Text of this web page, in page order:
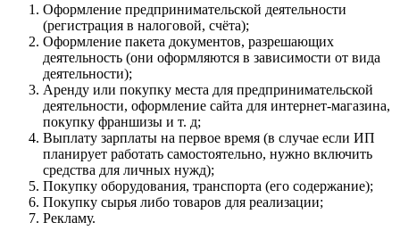
Оформление предпринимательской деятельности
(регистрация в налоговой, счёта);
Оформление пакета документов, разрешающих
деятельность (они оформляются в зависимости от вида
деятельности);
Аренду или покупку места для предпринимательской
деятельности, оформление сайта для интернет-магазина,
покупку франшизы и т. д;
Выплату зарплаты на первое время (в случае если ИП
планирует работать самостоятельно, нужно включить
средства для личных нужд);
Покупку оборудования, транспорта (его содержание);
Покупку сырья либо товаров для реализации;
Рекламу.